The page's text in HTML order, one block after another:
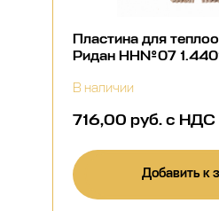
Пластина для
Ридан НН№07
В наличии
716,00 руб. с НДС
Добавить к